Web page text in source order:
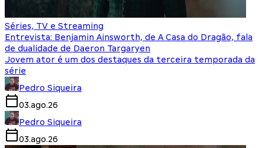
Séries, TV e Streaming
Entrevista: Benjamin Ainsworth, de A Casa do Dragão, fala
de dualidade de Daeron Targaryen
Jovem ator é um dos destaques da terceira temporada da
série
Pedro Siqueira
03.ago.26
Pedro Siqueira
03.ago.26